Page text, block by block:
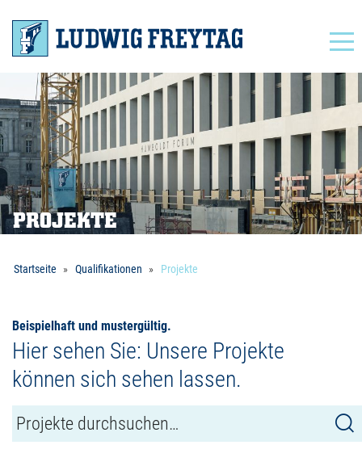
PROJEKTE
Startseite Qualifikationen Projekte
Beispielhaft und mustergültig.
Hier sehen Sie: Unsere Projekte
können sich sehen lassen.